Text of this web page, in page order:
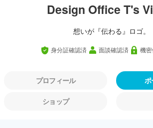
Design Office T's
想いが『伝わる』ロゴ。
身分証確認済 面談確認済 機
プロフィール ポ
ショップ